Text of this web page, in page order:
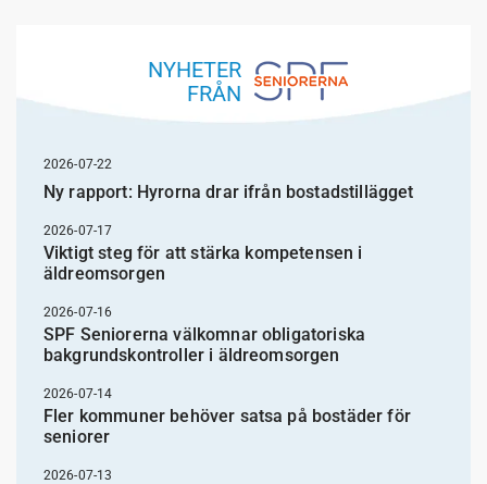
NYHETER
FRÅN
2026-07-22
Ny rapport: Hyrorna drar ifrån bostadstillägget
2026-07-17
Viktigt steg för att stärka kompetensen i
äldreomsorgen
2026-07-16
SPF Seniorerna välkomnar obligatoriska
bakgrundskontroller i äldreomsorgen
2026-07-14
Fler kommuner behöver satsa på bostäder för
seniorer
2026-07-13